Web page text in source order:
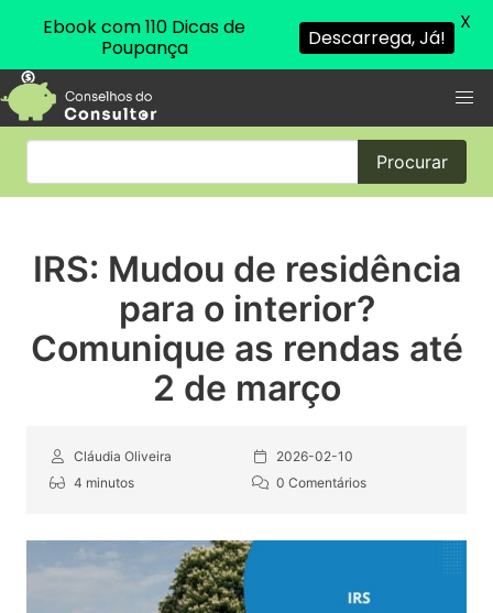
Procurar
IRS: Mudou de residência
para o interior?
Comunique as rendas até
2 de março
Cláudia Oliveira
2026-02-10
4 minutos
0 Comentários
Ebook com 110 Dicas de
Poupança
Descarrega, Já!
X